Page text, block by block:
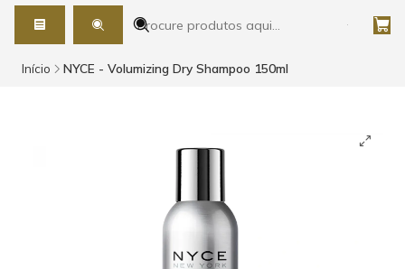
Início NYCE - Volumizing Dry Shampoo 150ml